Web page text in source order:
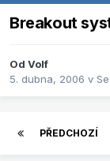
Breakout
Od Volf
5. dubna, 2006 v
PŘEDCHOZÍ